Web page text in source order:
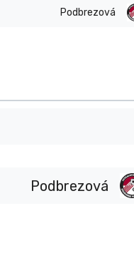
Podbrezová
Podbrezová